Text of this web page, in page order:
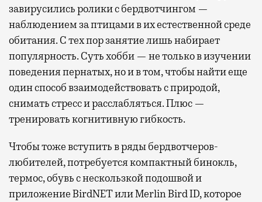
завирусились ролики с бердвотчингом —
наблюдением за птицами в их естественной среде
обитания. С тех пор занятие лишь набирает
популярность. Суть хобби — не только в изучении
поведения пернатых, но и в том, чтобы найти еще
один способ взаимодействовать с природой,
снимать стресс и расслабляться. Плюс —
тренировать когнитивную гибкость.
Чтобы тоже вступить в ряды бердвотчеров-
любителей, потребуется компактный бинокль,
термос, обувь с нескользкой подошвой и
приложение BirdNET или Merlin Bird ID, которое